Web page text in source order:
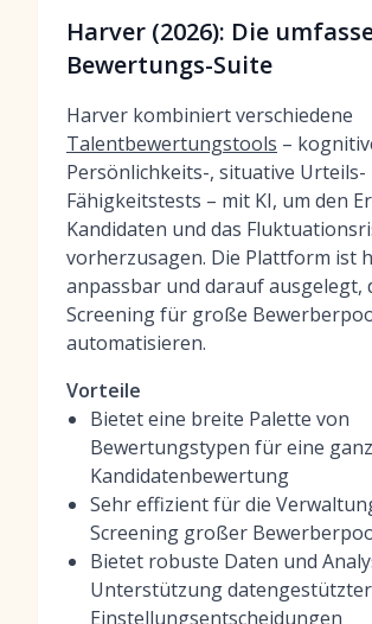
Harver (2026): Die
Bewertungs-Suite
Harver kombiniert verschiedene
Talentbewertungstools –
Persönlichkeits-, situative Urteils-
Fähigkeitstests – mit KI, um den
Kandidaten und das
vorherzusagen. Die Plattform ist
anpassbar und darauf ausgelegt,
Screening für große
automatisieren.
Vorteile
Bietet eine breite Palette von
Bewertungstypen für eine
Kandidatenbewertung
Sehr effizient für die
Screening großer
Bietet robuste Daten und
Unterstützung datengestützter
Einstellungsentscheidungen